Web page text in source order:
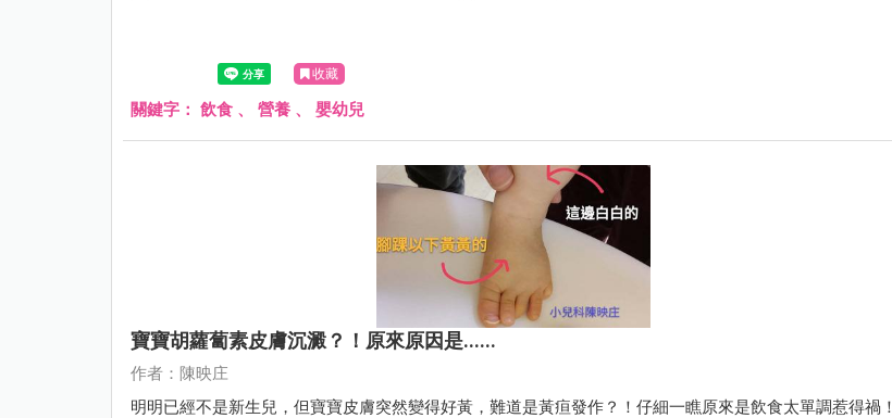
收藏
關鍵字： 飲食 、 營養 、 嬰幼兒
寶寶胡蘿蔔素皮膚沉澱？！原來原因是......
作者：陳映庄
明明已經不是新生兒，但寶寶皮膚突然變得好黃，難道是黃疸發作？！仔細一瞧原來是飲食太單調惹得禍！